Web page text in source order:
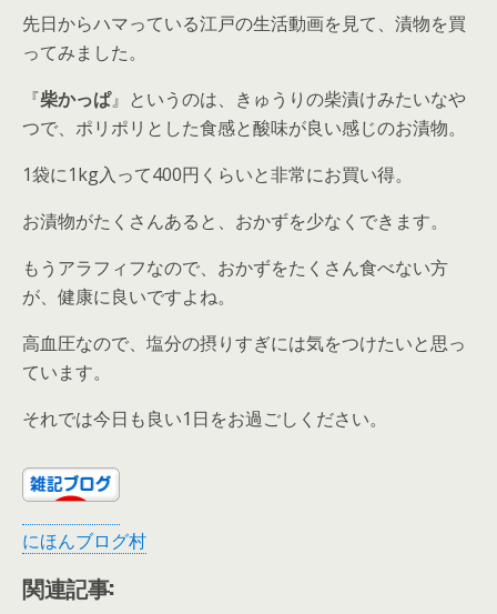
先日からハマっている江戸の生活動画を見て、漬物を買
ってみました。
『柴かっぱ』というのは、きゅうりの柴漬けみたいなや
つで、ポリポリとした食感と酸味が良い感じのお漬物。
1袋に1kg入って400円くらいと非常にお買い得。
お漬物がたくさんあると、おかずを少なくできます。
もうアラフィフなので、おかずをたくさん食べない方
が、健康に良いですよね。
高血圧なので、塩分の摂りすぎには気をつけたいと思っ
ています。
それでは今日も良い1日をお過ごしください。
にほんブログ村
関連記事: